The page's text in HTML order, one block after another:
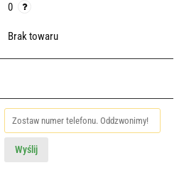
0
Brak towaru
Wyślij